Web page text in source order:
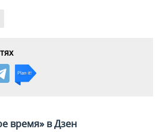
время» в Дзен